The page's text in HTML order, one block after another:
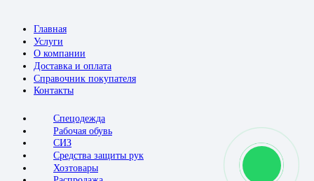
Главная
Услуги
О компании
Доставка и оплата
Справочник покупателя
Контакты
Спецодежда
Рабочая обувь
СИЗ
Средства защиты рук
Хозтовары